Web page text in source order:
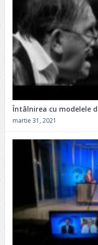
Întâlnirea cu modelele
martie 31, 2021